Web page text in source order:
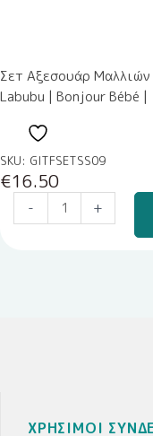
Σετ Αξεσουάρ
Labubu | Bonjour Bébé |
SKU: GITFSETSS09
€16.50
- +
ΧΡΗΣΙΜΟΙ